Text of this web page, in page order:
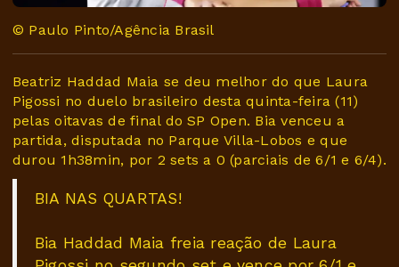
© Paulo Pinto/Agência Brasil
Beatriz Haddad Maia se deu melhor do que Laura
Pigossi no duelo brasileiro desta quinta-feira (11)
pelas oitavas de final do SP Open. Bia venceu a
partida, disputada no Parque Villa-Lobos e que
durou 1h38min, por 2 sets a 0 (parciais de 6/1 e 6/4).
BIA NAS QUARTAS!
Bia Haddad Maia freia reação de Laura